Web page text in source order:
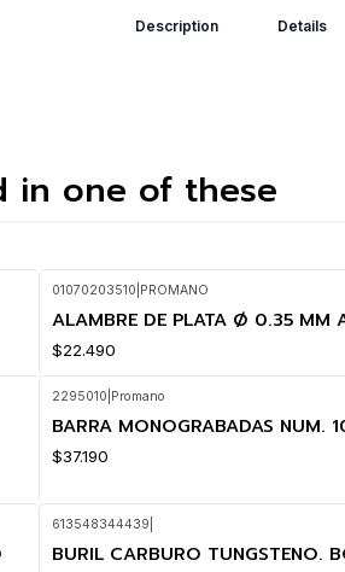
Description Details
in one of these
01070203510 PROMANO
ALAMBRE DE PLATA Ø 0.35 MM
$22.490
2295010 Promano
BARRA MONOGRABADAS NUM.
$37.190
-30%
OFF
613548344439
BURIL CARBURO TUNGSTENO.